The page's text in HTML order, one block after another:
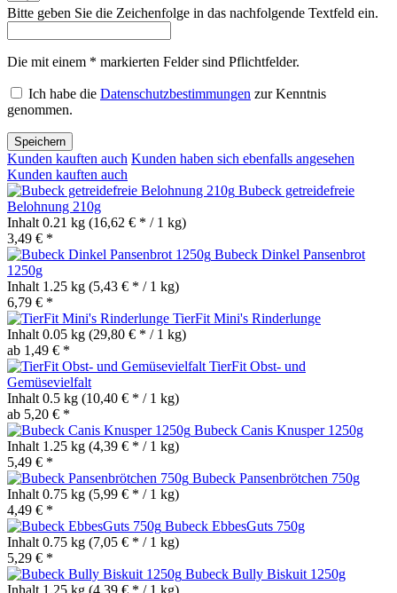
Bitte geben Sie die Zeichenfolge in das nachfolgende Textfeld ein.
Die mit einem * markierten Felder sind Pflichtfelder.
Ich habe die Datenschutzbestimmungen zur Kenntnis
genommen.
Speichern
Kunden kauften auch Kunden haben sich ebenfalls angesehen
Kunden kauften auch
Bubeck getreidefreie
Belohnung 210g
Inhalt 0.21 kg (16,62 € * / 1 kg)
3,49 € *
Bubeck Dinkel Pansenbrot
1250g
Inhalt 1.25 kg (5,43 € * / 1 kg)
6,79 € *
TierFit Mini's Rinderlunge
Inhalt 0.05 kg (29,80 € * / 1 kg)
ab 1,49 € *
TierFit Obst- und
Gemüsevielfalt
Inhalt 0.5 kg (10,40 € * / 1 kg)
ab 5,20 € *
Bubeck Canis Knusper 1250g
Inhalt 1.25 kg (4,39 € * / 1 kg)
5,49 € *
Bubeck Pansenbrötchen 750g
Inhalt 0.75 kg (5,99 € * / 1 kg)
4,49 € *
Bubeck EbbesGuts 750g
Inhalt 0.75 kg (7,05 € * / 1 kg)
5,29 € *
Bubeck Bully Biskuit 1250g
Inhalt 1.25 kg (4,39 € * / 1 kg)